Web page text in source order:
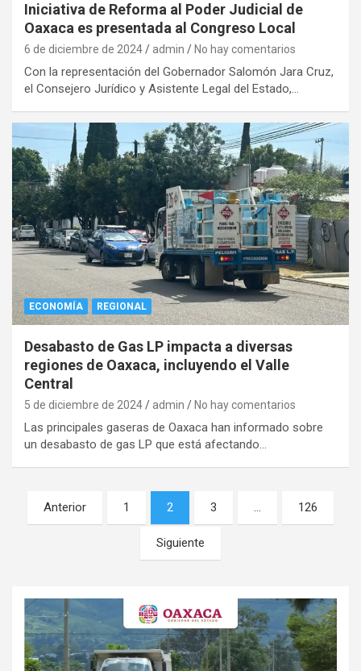
Iniciativa de Reforma al Poder Judicial de
Oaxaca es presentada al Congreso Local
6 de diciembre de 2024 admin No hay comentarios
Con la representación del Gobernador Salomón Jara Cruz,
el Consejero Jurídico y Asistente Legal del Estado,…
ECONOMÍA REGIONAL
Desabasto de Gas LP impacta a diversas
regiones de Oaxaca, incluyendo el Valle
Central
5 de diciembre de 2024 admin No hay comentarios
Las principales gaseras de Oaxaca han informado sobre
un desabasto de gas LP que está afectando…
Navegación
de
Anterior 1 2 3 … 126
Siguiente